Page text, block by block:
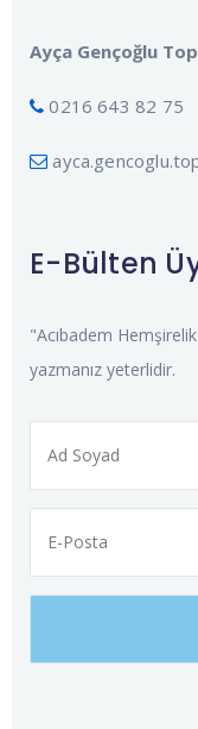
Ayça Gençoğlu
0216 643 82 75
E-Bülten
"Acıbadem
yazmanız yeterlidir.